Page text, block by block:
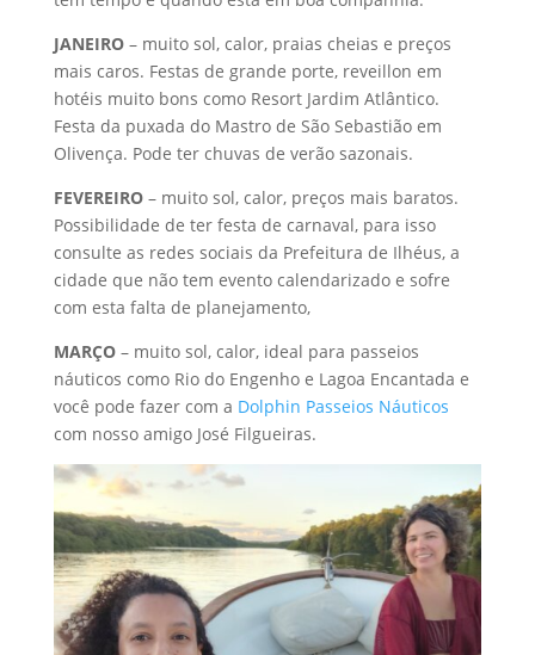
JANEIRO– muito sol, calor, praias cheias e preços
mais caros. Festas de grande porte, reveillon em
hotéis muito bons como Resort Jardim Atlântico.
Festa da puxada do Mastro de São Sebastião em
Olivença. Pode ter chuvas de verão sazonais.
FEVEREIRO– muito sol, calor, preços mais baratos.
Possibilidade de ter festa de carnaval, para isso
consulte as redes sociais da Prefeitura de Ilhéus, a
cidade que não tem evento calendarizado e sofre
com esta falta de planejamento,
MARÇO– muito sol, calor, ideal para passeios
náuticos como Rio do Engenho e Lagoa Encantada e
você pode fazer com a Dolphin Passeios Náuticos
com nosso amigo José Filgueiras.